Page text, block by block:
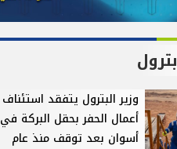
بترول
وزير البترول يتفقد استئناف
أعمال الحفر بحقل البركة في
أسوان بعد توقف منذ عام